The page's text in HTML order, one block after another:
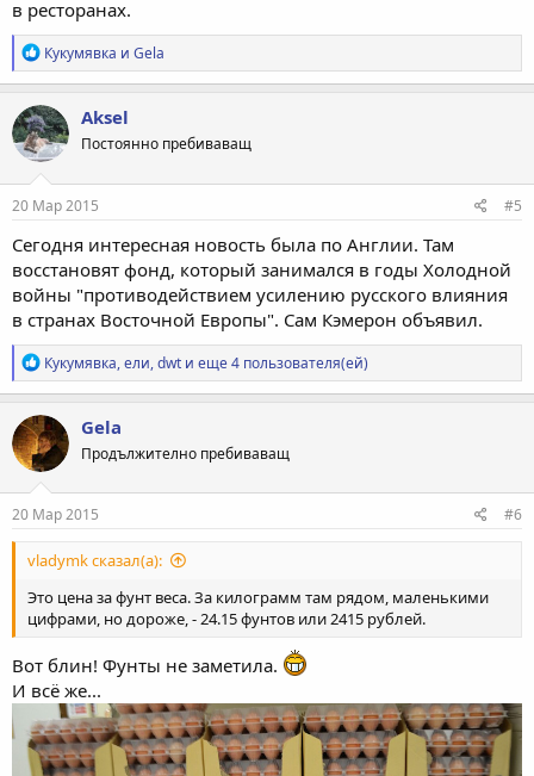
в ресторанах.
Р
е
а
к
ц
и
и
:
Кукумявка и Gela
Aksel
Постоянно пребиваващ
20 Мар 2015 #5
Сегодня интересная новость была по Англии. Там
восстановят фонд, который занимался в годы Холодной
войны "противодействием усилению русского влияния
в странах Восточной Европы". Сам Кэмерон объявил.
Р
е
а
к
ц
и
и
:
Кукумявка,ели,dwt и еще 4 пользователя(ей)
Gela
Продължително пребиваващ
20 Мар 2015 #6
vladymk сказал(а):
Это цена за фунт веса. За килограмм там рядом, маленькими
цифрами, но дороже, - 24.15 фунтов или 2415 рублей.
Вот блин! Фунты не заметила.
И всё же...